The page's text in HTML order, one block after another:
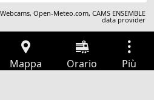
,Open-Meteo.com,CAMS ENSEMBLE
data provider
Mappa Orario Più